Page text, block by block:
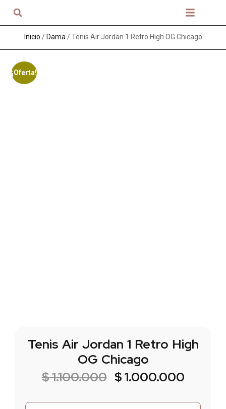
Inicio / Dama / Tenis Air Jordan 1 Retro High OG Chicago
¡Oferta!
Tenis Air Jordan 1 Retro High
OG Chicago
$1.100.000 $1.000.000